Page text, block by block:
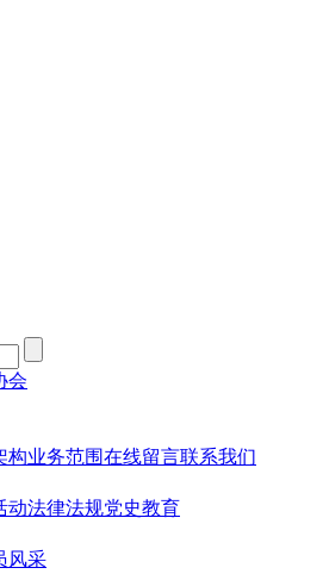
构业务范围在线留言联系我们
动法律法规党史教育
风采